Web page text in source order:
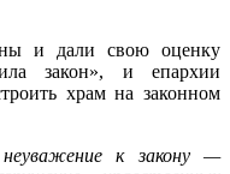
и дали свою оценку
закон», и епархии
храм на законном
к закону —